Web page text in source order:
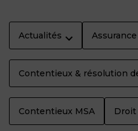
Actualités
Contentieux & résolution
Contentieux MSA